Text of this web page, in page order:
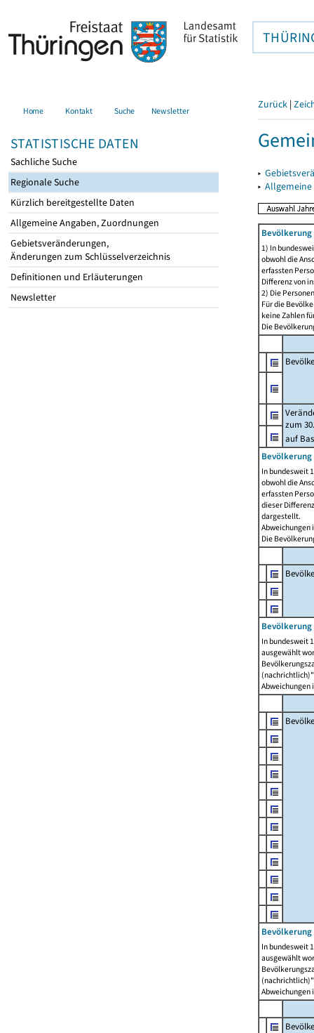
Home Kontakt Suche Newsletter
STATISTISCHE DATEN
Sachliche Suche
Regionale Suche
Kürzlich bereitgestellte Daten
Allgemeine Angaben, Zuordnungen
Gebietsveränderungen,
Änderungen zum Schlüsselverzeichnis
Definitionen und Erläuterungen
Newsletter
Zurück |
▸
▸
1) In
obwohl die
erfassten
Differenz von
2) Die
Für die
keine Zahlen
Die
zum
auf
Bevölkerung
In bundesweit
obwohl die
erfassten
dieser
dargestellt.
Abweichungen
Die
In bundesweit
ausgewählt
Abweichungen
In bundesweit
ausgewählt
Abweichungen